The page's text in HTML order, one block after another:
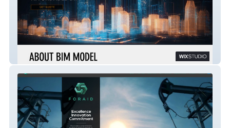
BIM MODEL